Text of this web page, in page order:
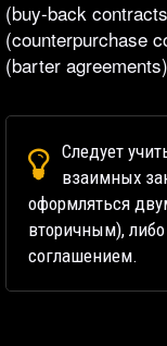
(buy-back
(counterpurchase
(barter
Следует
взаимных
оформляться
вторичным),
соглашением.